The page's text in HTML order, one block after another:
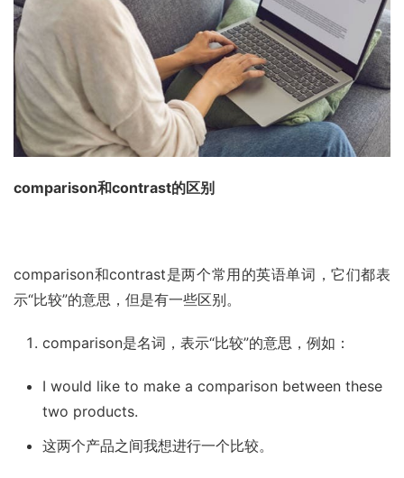
comparison和contrast的区别
comparison和contrast是两个常用的英语单词，它们都表
示“比较”的意思，但是有一些区别。
comparison是名词，表示“比较”的意思，例如：
I would like to make a comparison between these
two products.
这两个产品之间我想进行一个比较。